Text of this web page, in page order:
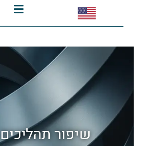
שיפור תהליכים